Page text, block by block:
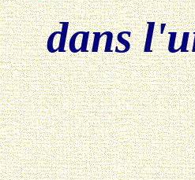
dans